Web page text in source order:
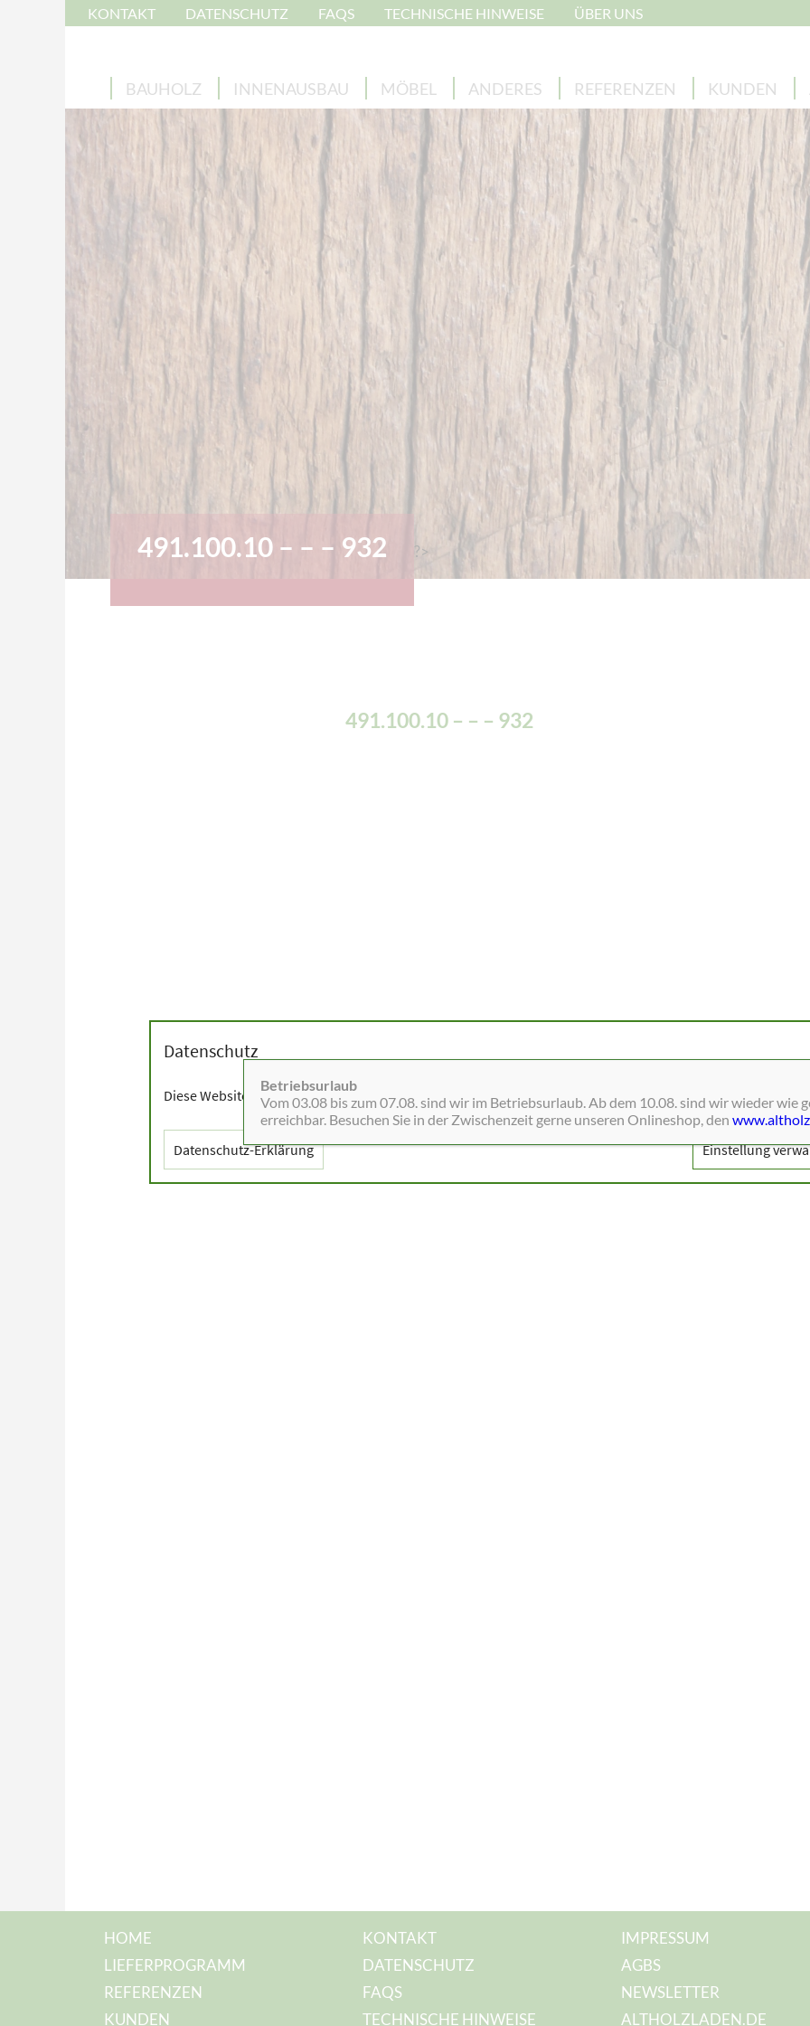
KONTAKT DATENSCHUTZ FAQS TECHNISCHE HINWEISE ÜBER UNS
BAUHOLZ INNENAUSBAU MÖBEL ANDERES REFERENZEN KUNDEN
491.100.10 – – – 932 ?>
491.100.10 – – – 932
HOME
LIEFERPROGRAMM
REFERENZEN
KUNDEN
KONTAKT
DATENSCHUTZ
FAQS
TECHNISCHE HINWEISE
IMPRESSUM
AGBS
NEWSLETTER
ALTHOLZLADEN.DE
Betriebsurlaub
Vom 03.08 bis zum 07.08. sind wir im Betriebsurlaub. Ab dem 10.08. sind wir wieder wie
erreichbar. Besuchen Sie in der Zwischenzeit gerne unseren Onlineshop, den
Datenschutz
Diese Website setzt Cookies sowie externe Dienste wie Schriften, Blätterkataloge, Social-Media und
Datenschutz-Erklärung Einstellung